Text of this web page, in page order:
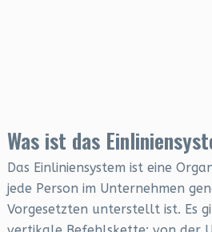
Was ist das
Das Einliniensystem ist eine
jede Person im Unternehmen
Vorgesetzten unterstellt ist. Es